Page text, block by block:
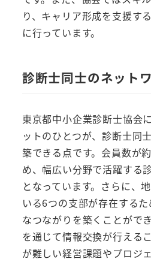
り、キャリア形成を支援す
に行っています。
診断士同士のネット
東京都中小企業診断士協会
ットのひとつが、診断士同
築できる点です。会員数が
め、幅広い分野で活躍する
となっています。さらに、
いる6つの支部が存在する
なつながりを築くことがで
を通じて情報交換が行える
が難しい経営課題やプロジ